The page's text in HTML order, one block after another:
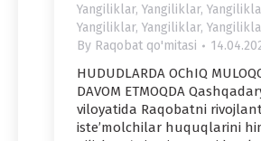
Yangiliklar, Yangiliklar,
Yangiliklar, Yangiliklar,
By Raqobat qo'mitasi
HUDUDLARDA OChIQ
DAVOM ETMOQDA
viloyatida Raqobatni
iste’molchilar huquqlarini